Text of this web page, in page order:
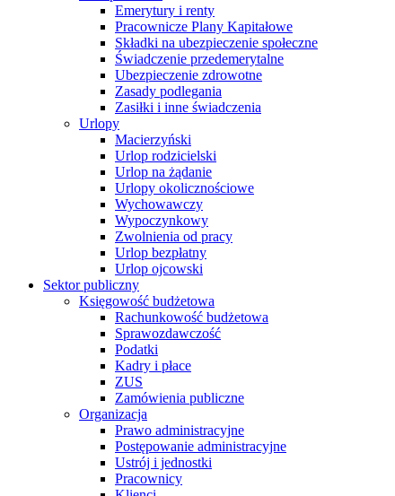
Emerytury i renty
Pracownicze Plany Kapitałowe
Składki na ubezpieczenie społeczne
Świadczenie przedemerytalne
Ubezpieczenie zdrowotne
Zasady podlegania
Zasiłki i inne świadczenia
Urlopy
Macierzyński
Urlop rodzicielski
Urlop na żądanie
Urlopy okolicznościowe
Wychowawczy
Wypoczynkowy
Zwolnienia od pracy
Urlop bezpłatny
Urlop ojcowski
Sektor publiczny
Księgowość budżetowa
Rachunkowość budżetowa
Sprawozdawczość
Podatki
Kadry i płace
ZUS
Zamówienia publiczne
Organizacja
Prawo administracyjne
Postępowanie administracyjne
Ustrój i jednostki
Pracownicy